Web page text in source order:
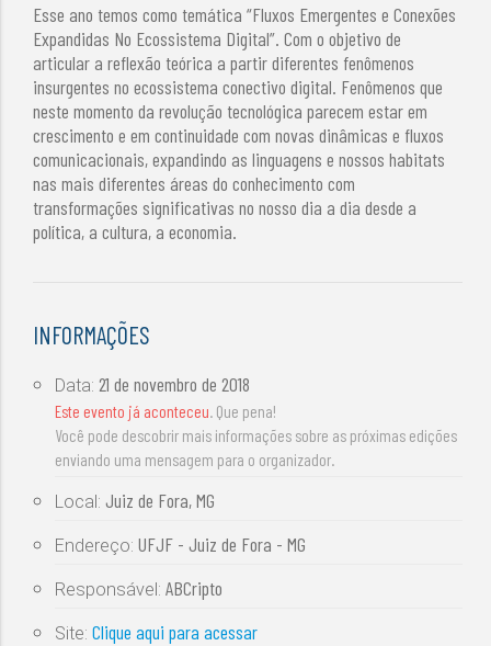
Esse ano temos como temática “Fluxos Emergentes e Conexões
Expandidas No Ecossistema Digital”. Com o objetivo de
articular a reflexão teórica a partir diferentes fenômenos
insurgentes no ecossistema conectivo digital. Fenômenos que
neste momento da revolução tecnológica parecem estar em
crescimento e em continuidade com novas dinâmicas e fluxos
comunicacionais, expandindo as linguagens e nossos habitats
nas mais diferentes áreas do conhecimento com
transformações significativas no nosso dia a dia desde a
política, a cultura, a economia.
INFORMAÇÕES
Data:21 de novembro de 2018
Este evento já aconteceu. Que pena!
Você pode descobrir mais informações sobre as próximas edições
enviando uma mensagem para o organizador.
Local:Juiz de Fora, MG
Endereço:UFJF - Juiz de Fora - MG
Responsável:ABCripto
Site:Clique aqui para acessar